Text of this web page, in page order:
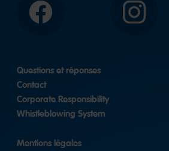
Facebook Instagram
Questions et réponses
Contact
Corporate Responsibility
Whistleblowing System
Mentions légales